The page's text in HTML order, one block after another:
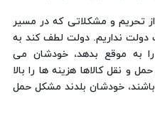
تحریم و مشکلاتی که در مسیر
دولت نداریم. دولت لطف کند به
به موقع بدهد، خودشان می
و نقل کالاها هزینه ها را بالا
خودشان بلدند مشکل حمل